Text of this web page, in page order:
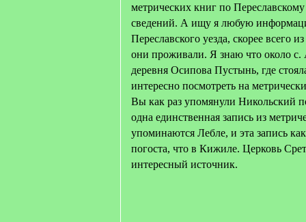
метрических книг по
сведений. А ищу я любую
Переславского уезда, скорее всего
они проживали. Я знаю что около
деревня Осипова Пустынь, где
интересно посмотреть на
Вы как раз упомянули Никольский
одна единственная запись из
упоминаются Лебле, и эта запись
погоста, что в Кижиле. Церковь
интересный источник.